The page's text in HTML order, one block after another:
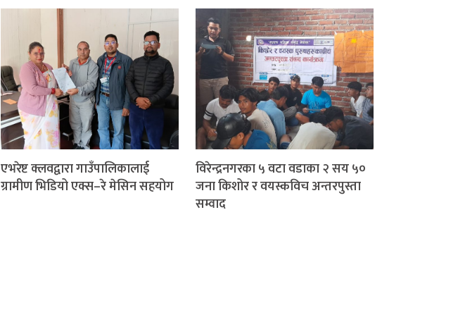
एभरेष्ट क्लवद्वारा गाउँपालिकालाई
ग्रामीण भिडियो एक्स–रे मेसिन सहयोग
विरेन्द्रनगरका ५ वटा वडाका २ सय ५०
जना किशोर र वयस्कविच अन्तरपुस्ता
सम्वाद